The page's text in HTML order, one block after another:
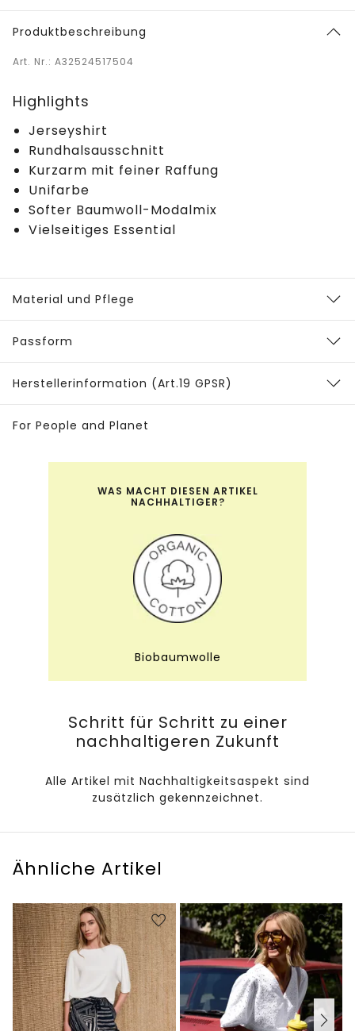
Produktbeschreibung
Art. Nr.: A32524517504
Highlights
Jerseyshirt
Rundhalsausschnitt
Kurzarm mit feiner Raffung
Unifarbe
Softer Baumwoll-Modalmix
Vielseitiges Essential
Material und Pflege
Passform
Herstellerinformation (Art.19 GPSR)
For People and Planet
WAS MACHT DIESEN ARTIKEL
NACHHALTIGER?
Biobaumwolle
Schritt für Schritt zu einer
nachhaltigeren Zukunft
Alle Artikel mit Nachhaltigkeitsaspekt sind
zusätzlich gekennzeichnet.
Ähnliche Artikel